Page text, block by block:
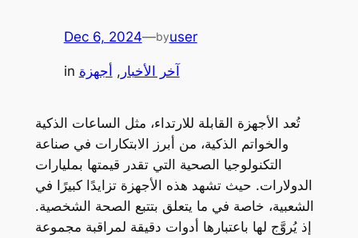
Dec 6, 2024—byuser
in آخر الأخبار , أجهزة
تُعد الأجهزة القابلة للارتداء، مثل الساعات الذكية
والخواتم الذكية، من أبرز الابتكارات في صناعة
التكنولوجيا الصحية التي تقدر قيمتها بمليارات
الدولارات. حيث تشهد هذه الأجهزة تزايدًا كبيرًا في
الشعبية، خاصة في ما يتعلق بتتبع الصحة الشخصية.
إذ يُروَّج لها باعتبارها أدوات دقيقة لمراقبة مجموعة